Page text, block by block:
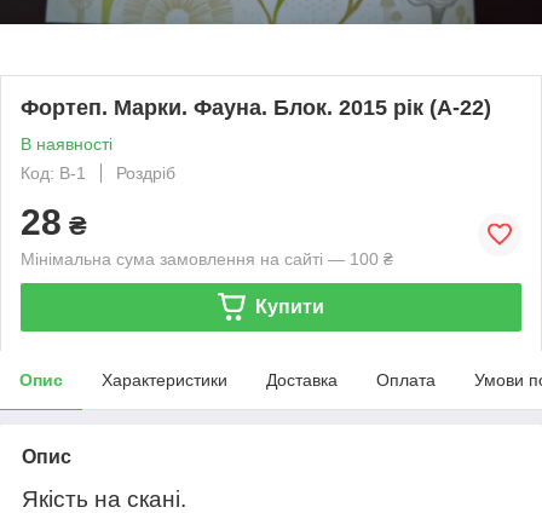
Фортеп. Марки. Фауна. Блок. 2015 рік (А-22)
В наявності
Код: В-1
Роздріб
28 ₴
Мінімальна сума замовлення на сайті — 100 ₴
Купити
Опис Характеристики Доставка Оплата Умови
Опис
Якість на скані.